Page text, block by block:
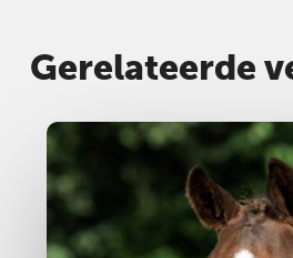
Gerelateerde
Hengst 2025